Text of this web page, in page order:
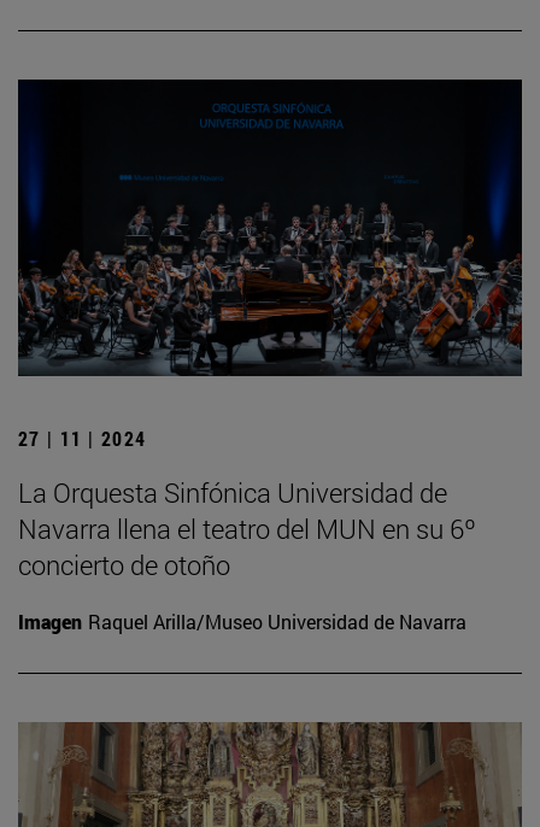
27 | 11 | 2024
La Orquesta Sinfónica Universidad de
Navarra llena el teatro del MUN en su 6º
concierto de otoño
Imagen Raquel Arilla/Museo Universidad de Navarra